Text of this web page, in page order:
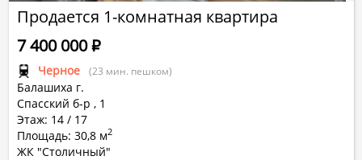
Продается 1-комнатная квартира
Черное (23 мин. пешком)
Балашиха г.
Спасский б-р , 1
Этаж: 14 / 17
Площадь: 30,8 м2
ЖК "Столичный"
7 400 000Р